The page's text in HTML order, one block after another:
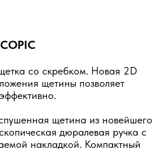
со скребком. Новая 2D
щетины позволяет
щетина из новейшего
дюралевая ручка с
накладкой. Компактный